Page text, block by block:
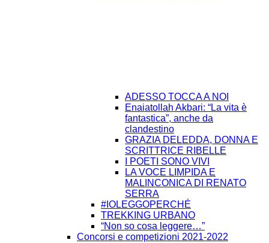
ADESSO TOCCA A NOI
Enaiatollah Akbari: “La vita è
fantastica”, anche da
clandestino
GRAZIA DELEDDA, DONNA E
SCRITTRICE RIBELLE
I POETI SONO VIVI
LA VOCE LIMPIDA E
MALINCONICA DI RENATO
SERRA
#IOLEGGOPERCHÉ
TREKKING URBANO
“Non so cosa leggere…”
Concorsi e competizioni 2021-2022